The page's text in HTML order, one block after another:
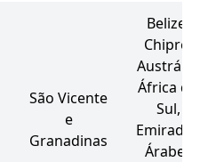
São Vicente
e
Granadinas
Belize,
Chipre,
Austrália,
África do
Sul,
Emirados
Árabes